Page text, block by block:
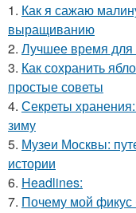
1. Как я сажаю
выращиванию
2. Лучшее время для
3. Как сохранить
простые советы
4. Секреты
зиму
5. Музеи Москвы:
истории
6. Headlines:
7. Почему мой фикус